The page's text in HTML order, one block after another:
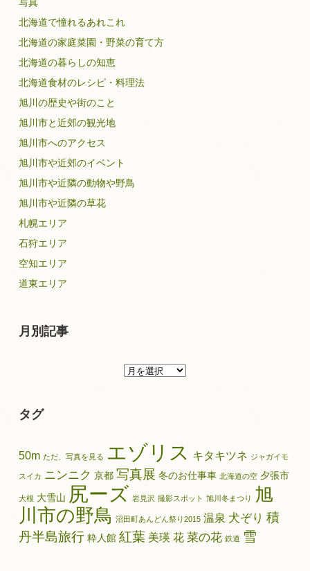
北海道で憧れるあれこれ
北海道の家庭菜園・野菜の育て方
北海道の暮らしの知恵
北海道食材のレシピ・料理法
旭川の歴史や街のこと
旭川市と近郊の観光地
旭川市へのアクセス
旭川市や近郊のイベント
旭川市や近隣の動物や野鳥
旭川市や近隣の草花
札幌エリア
石狩エリア
空知エリア
道東エリア
月別記事
月
タグ
50m ただ、写真を見る エゾリス キタキツネ ジャガイモ
スイカ ニンニク 京都 写真展 冬のお仕事車 北海道の空 夕張市
大根 大雪山 尻ーズ 岩見沢 撮影スポット 旭川冬まつり 旭
川市の野鳥 沼田町あんどん祭り2015 温泉 犬ぞり 積
丹半島旅行 粋人館 紅葉 美瑛 花 菜の花 鉄道 雪